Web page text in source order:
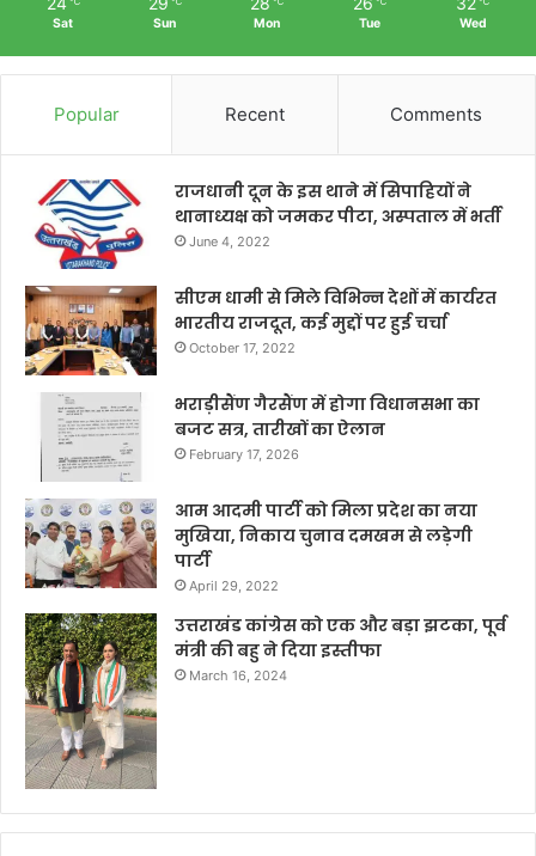
Sat Sun Mon Tue Wed
Popular Recent Comments
राजधानी दून के इस थाने में सिपाहियों ने
थानाध्यक्ष को जमकर पीटा, अस्पताल में भर्ती
June 4, 2022
सीएम धामी से मिले विभिन्न देशों में कार्यरत
भारतीय राजदूत, कई मुद्दों पर हुई चर्चा
October 17, 2022
भराड़ीसैंण गैरसैंण में होगा विधानसभा का
बजट सत्र, तारीखों का ऐलान
February 17, 2026
आम आदमी पार्टी को मिला प्रदेश का नया
मुखिया, निकाय चुनाव दमखम से लड़ेगी
पार्टी
April 29, 2022
उत्तराखंड कांग्रेस को एक और बड़ा झटका, पूर्व
मंत्री की बहु ने दिया इस्तीफा
March 16, 2024